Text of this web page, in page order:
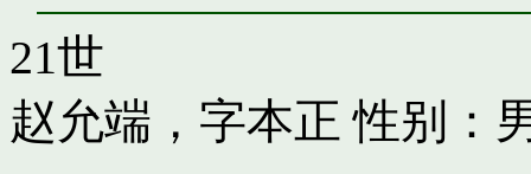
21世
赵允端，字本正 性别：